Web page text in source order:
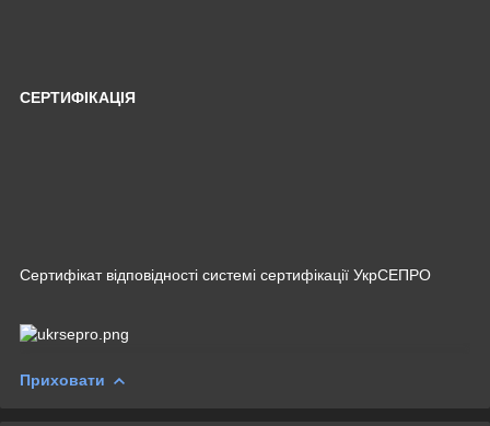
СЕРТИФІКАЦІЯ
Сертифікат відповідності системі сертифікації УкрСЕПРО
Приховати